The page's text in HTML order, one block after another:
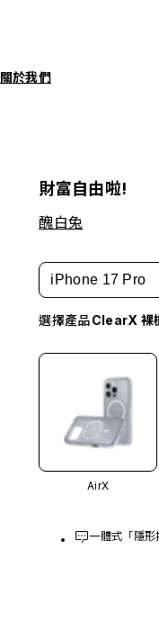
關於我們
財富自由啦!
醜白兔
iPhone 17 Pro
選擇產品ClearX 裸
AirX
一體式「隱